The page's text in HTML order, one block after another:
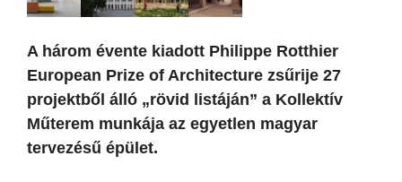
A három évente kiadott Philippe Rotthier
European Prize of Architecture zsűrije 27
projektből álló „rövid listáján” a Kollektív
Műterem munkája az egyetlen magyar
tervezésű épület.